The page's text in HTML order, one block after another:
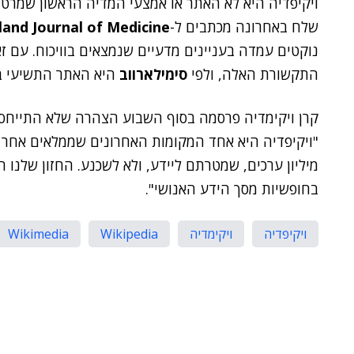
שלח באחרונה מכתבים ל-Journal of Medicine
נוקטים עמדה בעניינים מדעיים שנמצאים בוויכוח. עם
התקשורת האלה, ולפי סימילארווב היא האתר התשיעי
קרן ויקימדיה פרסמה בסוף השבוע הצהרה שלא
מיליון ערכים, שמטרתם ליידע, ולא לשכנע. החזון
בחופשיות מסך הידע האנושי".
ויקיפדיה ויקימדיה Wikipedia
Wikimedia